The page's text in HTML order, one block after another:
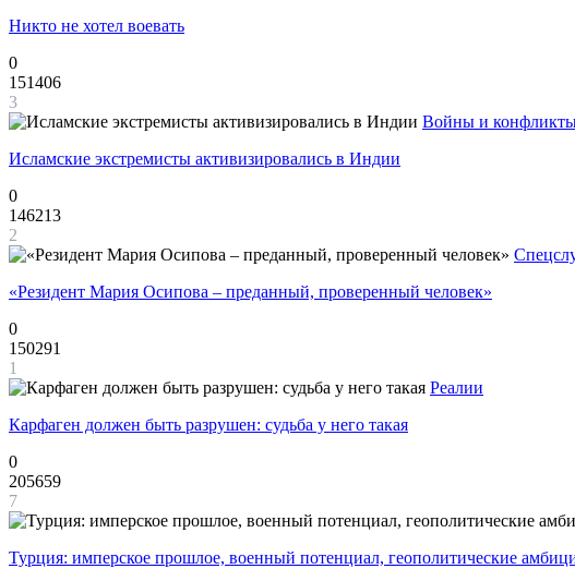
Никто не хотел воевать
0
151406
3
Войны и
Исламские экстремисты активизировались в Индии
0
146213
2
«Резидент Мария Осипова – преданный, проверенный человек»
0
150291
1
Реалии
Карфаген должен быть разрушен: судьба у него такая
0
205659
7
Турция: имперское прошлое, военный потенциал, геополитические